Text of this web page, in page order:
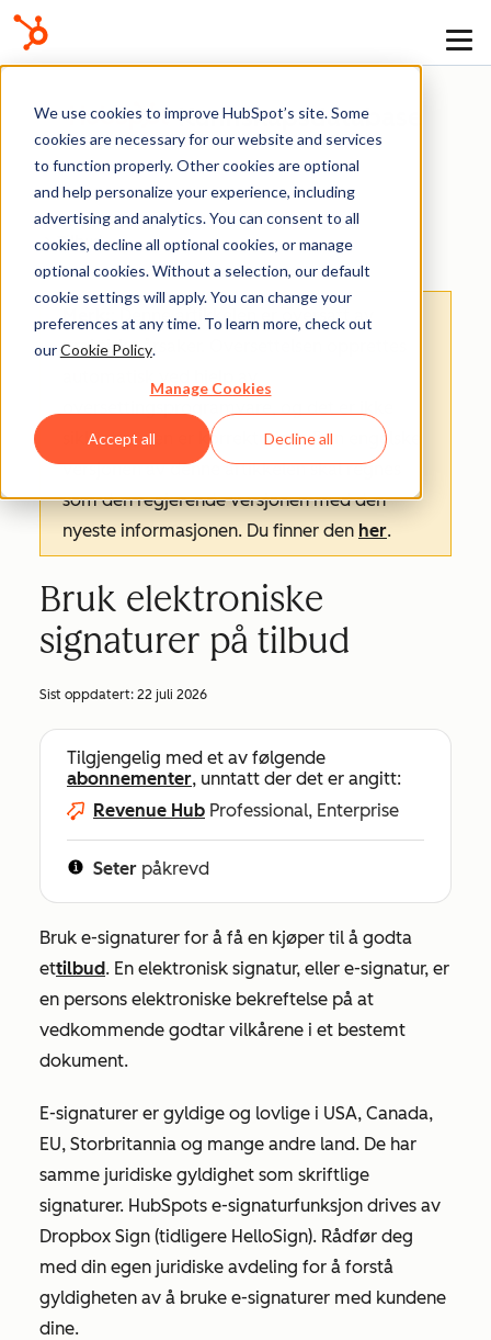
We use cookies to improve HubSpot’s site. Some
cookies are necessary for our website and services
to function properly. Other cookies are optional
and help personalize your experience, including
advertising and analytics. You can consent to all
cookies, decline all optional cookies, or manage
optional cookies. Without a selection, our default
cookie settings will apply. You can change your
preferences at any time. To learn more, check out
ourCookie Policy.
Manage Cookies
Accept all Decline all
Kunnskapsdatabase
Tilbud
: Denne artikkelen er oversatt av
praktiske årsaker. Oversettelsen opprettes
sikkert at den er korrekturlest. Den engelske
versjonen av denne artikkelen skal regnes
som den regjerende versjonen med den
nyeste informasjonen. Du finner den her.
Bruk elektroniske
signaturer på tilbud
Sist oppdatert: 22 juli 2026
Tilgjengelig med et av følgende
abonnementer, unntatt der det er angitt:
Revenue Hub Professional, Enterprise
Seter påkrevd
Bruk e-signaturer for å få en kjøper til å godta
ettilbud. En elektronisk signatur, eller e-signatur, er
en persons elektroniske bekreftelse på at
vedkommende godtar vilkårene i et bestemt
dokument.
E-signaturer er gyldige og lovlige i USA, Canada,
EU, Storbritannia og mange andre land. De har
samme juridiske gyldighet som skriftlige
signaturer. HubSpots e-signaturfunksjon drives av
Dropbox Sign (tidligere HelloSign). Rådfør deg
med din egen juridiske avdeling for å forstå
gyldigheten av å bruke e-signaturer med kundene
dine.